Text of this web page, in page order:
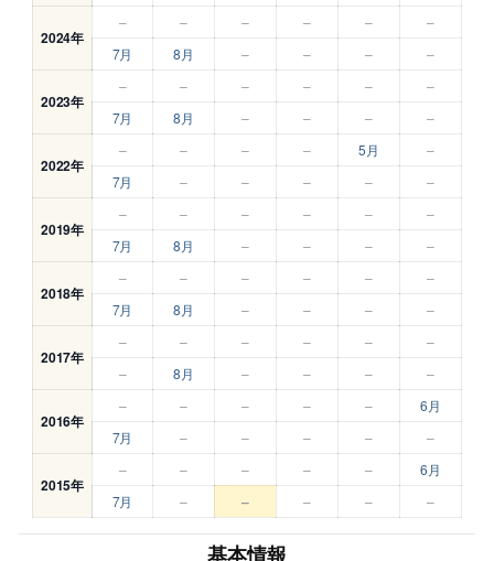
2024年
– – – – –
–
7月
8月 – – – –
2023年
– – – – –
–
7月
8月 – – – –
2022年
– – – – 5月
–
7月
– – – – –
2019年
– – – – –
–
7月
8月 – – – –
2018年
– – – – –
–
7月
8月 – – – –
2017年
– – – – –
–
–
8月 – – – –
2016年
– – – – –
6月
7月
– – – – –
2015年
– – – – –
6月
7月
– – – – –
基本情報